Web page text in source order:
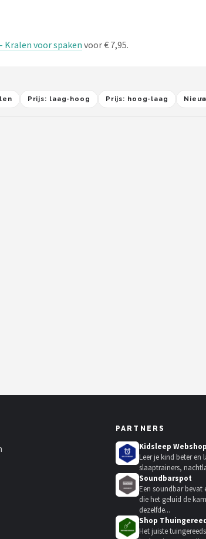
Kralen voor spaken voor € 7,95.
Prijs: laag-hoog Prijs: hoog-laag
PARTNERS
Kidsleep Webshop
Leer je kind beter en
slaaptrainers,
Soundbarspot
Een soundbar bevat
die het geluid de
dezelfde...
Shop
Het juiste